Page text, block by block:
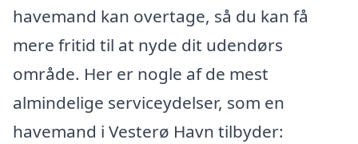
havemand kan overtage, så du kan få
mere fritid til at nyde dit udendørs
område. Her er nogle af de mest
almindelige serviceydelser, som en
havemand i Vesterø Havn tilbyder: